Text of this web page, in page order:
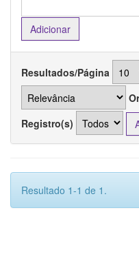
Resultados/Página
Registro(s)
Resultado 1-1 de 1.